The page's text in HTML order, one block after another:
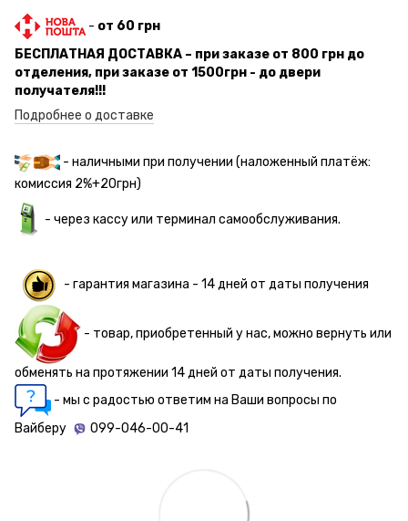
- от 60 грн
БЕСПЛАТНАЯ ДОСТАВКА – при заказе от 800 грн до
отделения, при заказе от 1500грн - до двери
получателя!!!
Подробнее о доставке
- наличными при получении (наложенный платёж:
комиссия 2%+20грн)
- через кассу или терминал самообслуживания.
- гарантия магазина - 14 дней от даты получения
- товар, приобретенный у нас, можно вернуть или
обменять на протяжении 14 дней от даты получения.
- мы с радостью ответим на Ваши вопросы по
Вайберу
099-046-00-41